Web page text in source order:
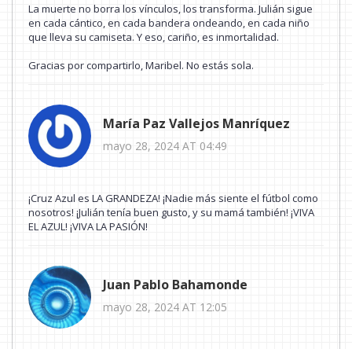
La muerte no borra los vínculos, los transforma. Julián sigue
en cada cántico, en cada bandera ondeando, en cada niño
que lleva su camiseta. Y eso, cariño, es inmortalidad.
Gracias por compartirlo, Maribel. No estás sola.
María Paz Vallejos Manríquez
mayo 28, 2024 AT 04:49
¡Cruz Azul es LA GRANDEZA! ¡Nadie más siente el fútbol como
nosotros! ¡Julián tenía buen gusto, y su mamá también! ¡VIVA
EL AZUL! ¡VIVA LA PASIÓN!
Juan Pablo Bahamonde
mayo 28, 2024 AT 12:05